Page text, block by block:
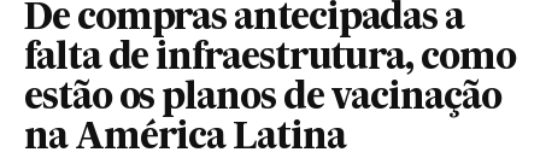
De compras antecipadas a
falta de infraestrutura, como
estão os planos de vacinação
na América Latina